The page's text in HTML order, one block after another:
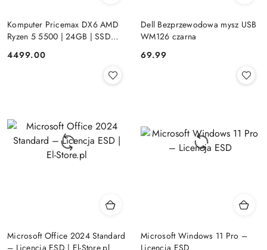
Komputer Pricemax DX6 AMD
Ryzen 5 5500 | 24GB | SSD
Win 11 | Mysz+ klawiatura 3 lata
Cena:
4499.00
Dell Bezprzewodowa mysz USB
WM126 czarna
Cena:
69.99
Microsoft Office 2024 Standard
– Licencja ESD | El-Store.pl
Microsoft Windows 11 Pro –
Licencja ESD